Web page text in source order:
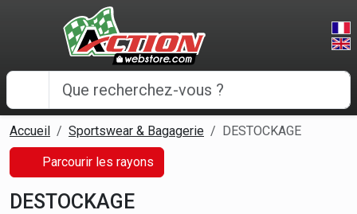
Panneau de gestion des cookies
Accueil Sportswear & Bagagerie DESTOCKAGE
Parcourir les rayons
DESTOCKAGE